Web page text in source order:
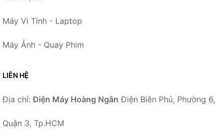
Máy Vi Tính - Laptop
Máy Ảnh - Quay Phim
LIÊN HỆ
Địa chỉ:Điện Máy Hoàng Ngân Điện Biên Phủ, Phường 6,
Quận 3, Tp.HCM